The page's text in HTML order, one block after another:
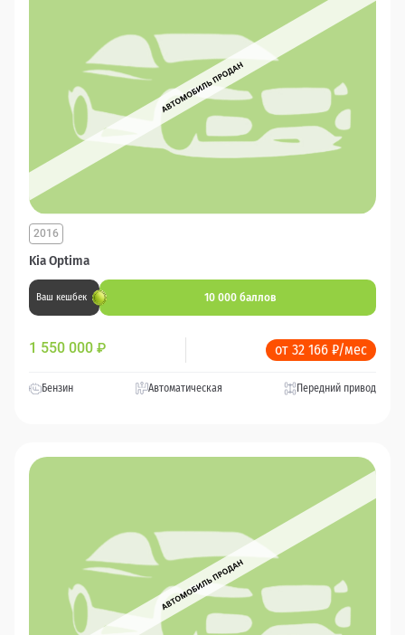
Kia Optima
2016
Ваш кешбек 10 000 баллов
1 550 000 ₽ от 32 166 ₽/мес
Бензин Автоматическая Передний привод